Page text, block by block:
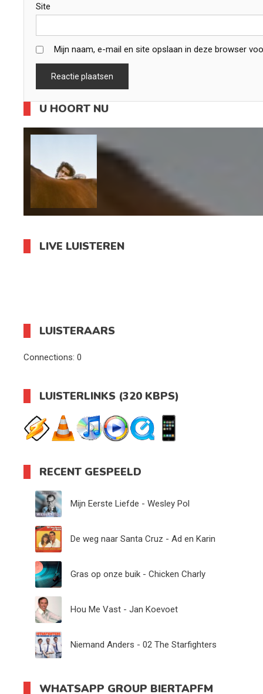
Site
Mijn naam, e-mail en site opslaan in deze browser
U HOORT NU
LIVE LUISTEREN
LUISTERAARS
Connections: 0
LUISTERLINKS (320 KBPS)
RECENT GESPEELD
Mijn Eerste Liefde - Wesley Pol
De weg naar Santa Cruz - Ad en Karin
Gras op onze buik - Chicken Charly
Hou Me Vast - Jan Koevoet
Niemand Anders - 02 The Starfighters
WHATSAPP GROUP BIERTAPFM